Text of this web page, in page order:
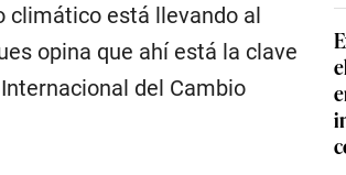
climático está llevando al
opina que ahí está la clave
del Cambio